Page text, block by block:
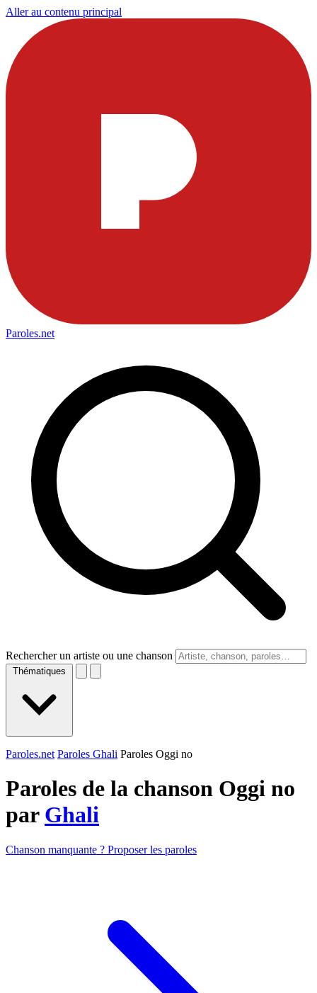
Aller au contenu principal
Paroles.net
Rechercher un artiste ou une chanson
Thématiques
Paroles.net Paroles Ghali Paroles Oggi no
Paroles de la chanson Oggi no
par Ghali
Chanson manquante ? Proposer les paroles